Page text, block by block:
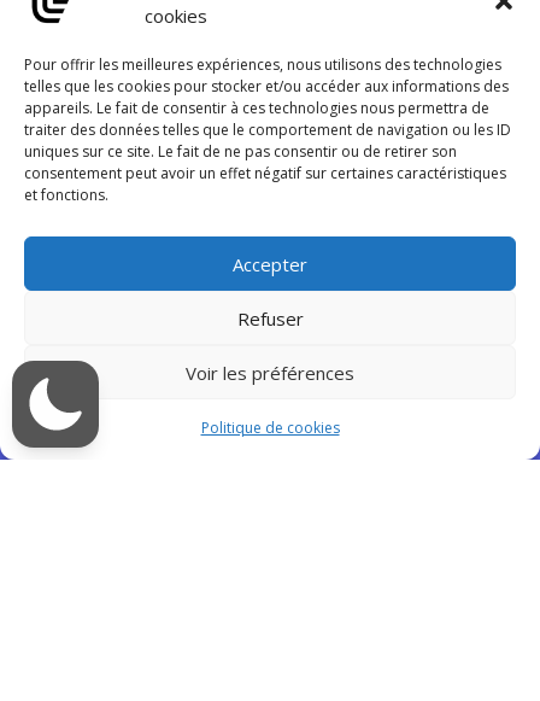
cookies
Pour offrir les meilleures expériences, nous utilisons des technologies
telles que les cookies pour stocker et/ou accéder aux informations des
appareils. Le fait de consentir à ces technologies nous permettra de
traiter des données telles que le comportement de navigation ou les ID
uniques sur ce site. Le fait de ne pas consentir ou de retirer son
consentement peut avoir un effet négatif sur certaines caractéristiques
et fonctions.
Accepter
Refuser
Voir les préférences
Politique de cookies